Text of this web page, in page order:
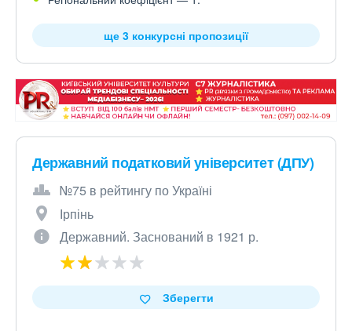
ще 3 конкурсні пропозиції
Державний податковий університет (ДПУ)
№75 в рейтингу по Україні
Ірпінь
Державний. Заснований в 1921 р.
Зберегти